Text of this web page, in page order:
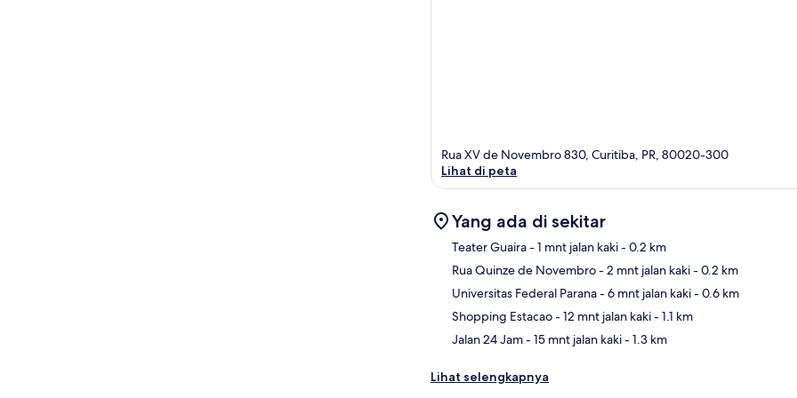
Rua XV de Novembro 830, Curitiba, PR, 80020-300
Lihat di peta
Yang ada di sekitar
Teater Guaira- 1 mnt jalan kaki- 0.2 km
Rua Quinze de Novembro- 2 mnt jalan kaki- 0.2 km
Universitas Federal Parana- 6 mnt jalan kaki- 0.6 km
Shopping Estacao- 12 mnt jalan kaki- 1.1 km
Jalan 24 Jam- 15 mnt jalan kaki- 1.3 km
Lihat selengkapnya